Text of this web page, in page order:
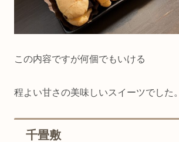
この内容ですが何個でもいける
程よい甘さの美味しいスイーツでした。
千畳敷